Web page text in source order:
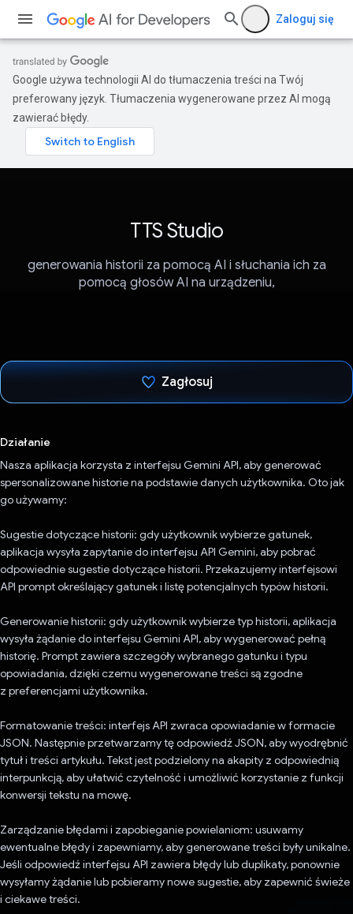
Zaloguj się
Google używa technologii AI do tłumaczenia treści na Twój
preferowany język. Tłumaczenia wygenerowane przez AI mogą
zawierać błędy.
TTS Studio
generowania historii za pomocą AI i słuchania ich za
pomocą głosów AI na urządzeniu,
Zagłosuj
Działanie
Nasza aplikacja korzysta z interfejsu Gemini API, aby generować
spersonalizowane historie na podstawie danych użytkownika. Oto jak
go używamy:
Sugestie dotyczące historii: gdy użytkownik wybierze gatunek,
aplikacja wysyła zapytanie do interfejsu API Gemini, aby pobrać
odpowiednie sugestie dotyczące historii. Przekazujemy interfejsowi
API prompt określający gatunek i listę potencjalnych typów historii.
Generowanie historii: gdy użytkownik wybierze typ historii, aplikacja
wysyła żądanie do interfejsu Gemini API, aby wygenerować pełną
historię. Prompt zawiera szczegóły wybranego gatunku i typu
opowiadania, dzięki czemu wygenerowane treści są zgodne
z preferencjami użytkownika.
Formatowanie treści: interfejs API zwraca opowiadanie w formacie
JSON. Następnie przetwarzamy tę odpowiedź JSON, aby wyodrębnić
tytuł i treści artykułu. Tekst jest podzielony na akapity z odpowiednią
interpunkcją, aby ułatwić czytelność i umożliwić korzystanie z funkcji
konwersji tekstu na mowę.
Zarządzanie błędami i zapobieganie powielaniom: usuwamy
ewentualne błędy i zapewniamy, aby generowane treści były unikalne.
Jeśli odpowiedź interfejsu API zawiera błędy lub duplikaty, ponownie
wysyłamy żądanie lub pobieramy nowe sugestie, aby zapewnić świeże
i ciekawe treści.